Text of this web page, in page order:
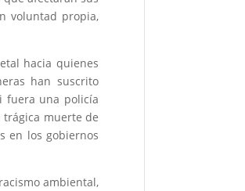
voluntad propia,
hacia quienes
han suscrito
fuera una policía
trágica muerte de
en los gobiernos
ambiental,